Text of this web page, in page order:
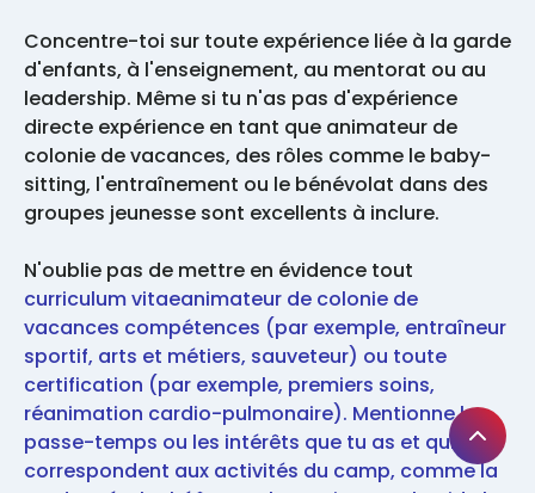
Concentre-toi sur toute expérience liée à la garde
d'enfants, à l'enseignement, au mentorat ou au
leadership. Même si tu n'as pas d'expérience
directe expérience en tant que animateur de
colonie de vacances, des rôles comme le baby-
sitting, l'entraînement ou le bénévolat dans des
groupes jeunesse sont excellents à inclure.
N'oublie pas de mettre en évidence tout
curriculum vitaeanimateur de colonie de
vacances compétences (par exemple, entraîneur
sportif, arts et métiers, sauveteur) ou toute
certification (par exemple, premiers soins,
réanimation cardio-pulmonaire). Mentionne les
passe-temps ou les intérêts que tu as et qui
correspondent aux activités du camp, comme la